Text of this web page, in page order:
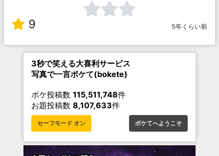
9 5年くらい前
3秒で笑える大喜利サービス
写真で一言ボケて(bokete)
ボケ投稿数 115,511,748件
お題投稿数 8,107,633件
セーフモード オン ボケてへようこそ